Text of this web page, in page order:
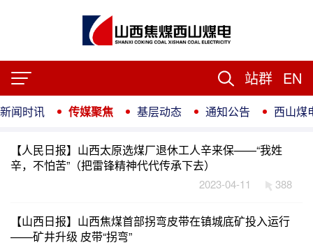
站群 EN
新闻时讯 传媒聚焦 基层动态 通知公告 西山煤
【人民日报】山西太原选煤厂退休工人辛来保——“我姓
辛，不怕苦”（把雷锋精神代代传承下去）
2023-04-11 388
【山西日报】山西焦煤首部拐弯皮带在镇城底矿投入运行
——矿井升级 皮带“拐弯”